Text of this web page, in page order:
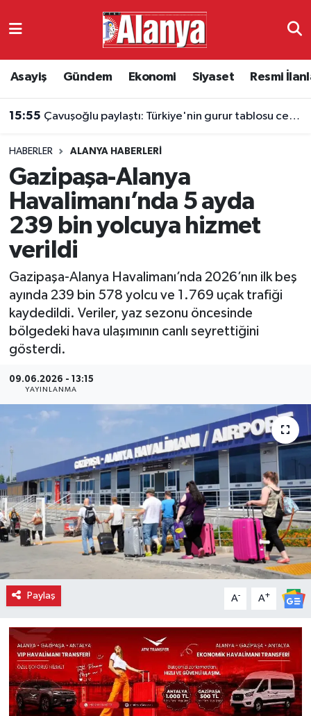
Asayiş Gündem Ekonomi Siyaset Resmi
15:55 Çavuşoğlu paylaştı: Türkiye'nin gurur tablosu ceyrek asra sığdı
HABERLER ALANYA HABERLERI
Gazipaşa-Alanya
Havalimanı’nda 5 ayda
239 bin yolcuya hizmet
verildi
Gazipaşa-Alanya Havalimanı’nda 2026’nın ilk beş
ayında 239 bin 578 yolcu ve 1.769 uçak trafiği
kaydedildi. Veriler, yaz sezonu öncesinde
bölgedeki hava ulaşımının canlı seyrettiğini
gösterdi.
09.06.2026 - 13:15
YAYINLANMA
Paylaş A- A+
Ekonomi
Resmi İlanlar
Alanyaspor
E-Gazete
Antalya Namaz Vakitleri
Süper Lig Puan Durumu ve Fikstür
Tüm Manşetler
Haber Arşivi